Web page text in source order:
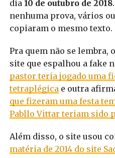
dia 10 de outubro de 2018
nenhuma prova, vários
copiaram o mesmo texto.
Pra quem não se lembra,
site que espalhou a fake
pastor teria jogado uma
tetraplégica e outra
que fizeram uma festa
Pabllo Vittar teriam sido
Além disso, o site usou
matéria de 2014 do site